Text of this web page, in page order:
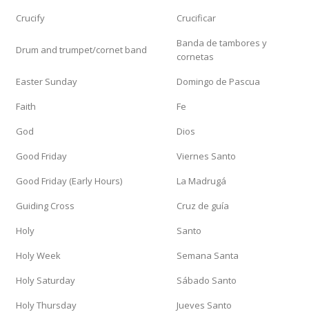
Crucify
Crucificar
Drum and trumpet/cornet band
Banda de tambores y
cornetas
Easter Sunday
Domingo de Pascua
Faith
Fe
God
Dios
Good Friday
Viernes Santo
Good Friday (Early Hours)
La Madrugá
Guiding Cross
Cruz de guía
Holy
Santo
Holy Week
Semana Santa
Holy Saturday
Sábado Santo
Holy Thursday
Jueves Santo